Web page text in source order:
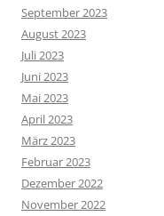
September 2023
August 2023
Juli 2023
Juni 2023
Mai 2023
April 2023
März 2023
Februar 2023
Dezember 2022
November 2022